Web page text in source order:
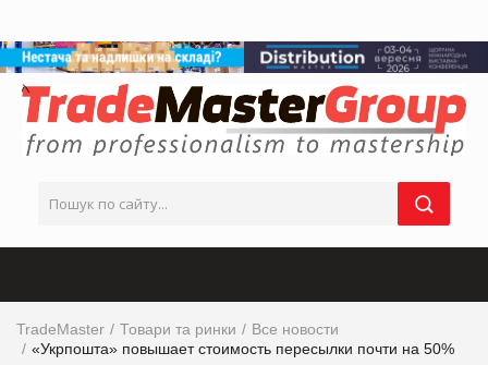
TradeMaster Товари та ринки
Все новости
«Укрпошта» повышает стоимость пересылки почти на 50%